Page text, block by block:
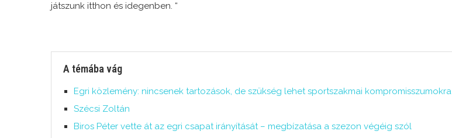
játszunk itthon és idegenben. “
A témába vág
Egri közlemény: nincsenek tartozások, de szükség lehet sportszakmai kompromisszumokra
Szécsi Zoltán
Biros Péter vette át az egri csapat irányítását – megbízatása a szezon végéig szól